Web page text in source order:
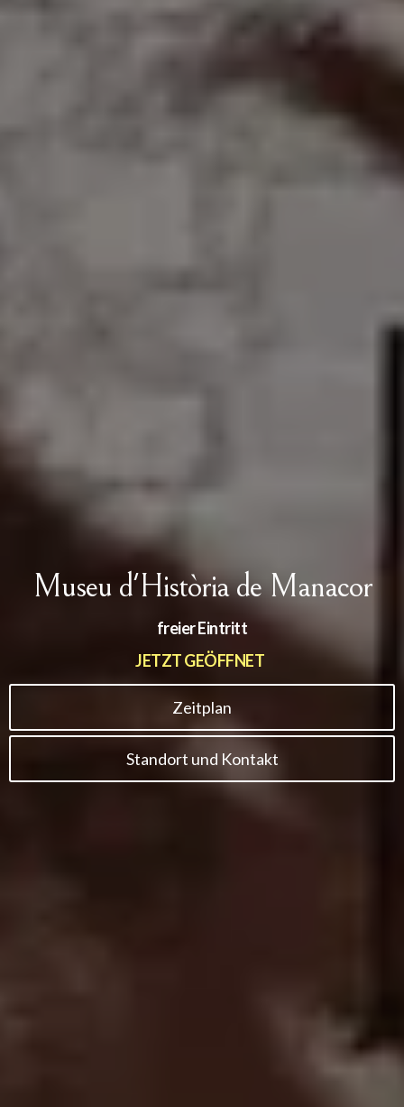
Museu d'Història de Manacor
freier Eintritt
JETZT GEÖFFNET
Zeitplan
Standort und Kontakt